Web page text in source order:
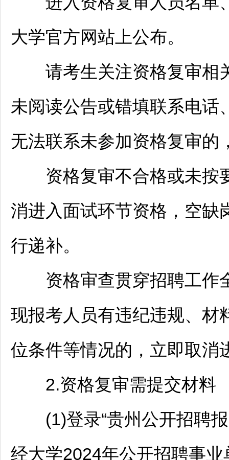
大学官方网站上公布。
请考生关注资格复审相
未阅读公告或错填联系电话
无法联系未参加资格复审的
资格复审不合格或未按
消进入面试环节资格，空缺
行递补。
资格审查贯穿招聘工作
现报考人员有违纪违规、材
位条件等情况的，立即取消
2.资格复审需提交材料
(1)登录“贵州公开招聘
经大学2024年公开招聘事业